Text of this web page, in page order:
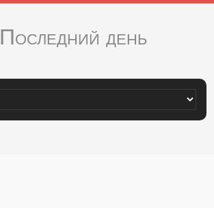
✪ Последний день